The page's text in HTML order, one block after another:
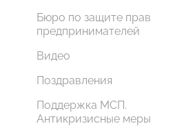
Бюро по защите прав
предпринимателей
Видео
Поздравления
Поддержка МСП.
Антикризисные меры